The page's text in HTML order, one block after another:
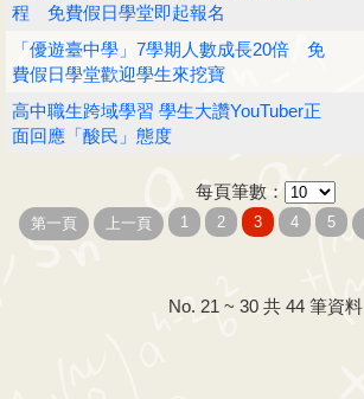
程 免費假日學堂即起報名
「優遊臺中學」7學期人數成長20倍 免
費假日學堂歡迎學生來挖寶
高中職生跨域學習 學生大讚YouTuber正
面回應「酸民」態度
每頁筆數：
No. 21 ~ 30 共 44 筆資料